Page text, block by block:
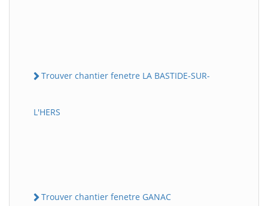
Trouver chantier fenetre LA BASTIDE-SUR-
L'HERS
Trouver chantier fenetre GANAC